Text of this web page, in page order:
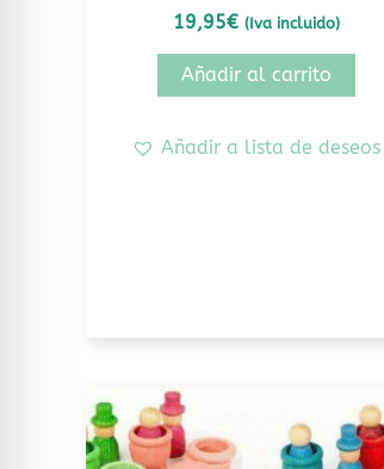
19,95€ (Iva incluido)
Añadir al carrito
Añadir a lista de deseos